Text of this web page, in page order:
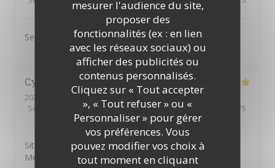
mesurer l'audience du site,
proposer des
fonctionnalités (ex : en lien
avec les réseaux sociaux) ou
afficher des publicités ou
contenus personnalisés.
Cliquez sur « Tout accepter
», « Tout refuser » ou «
Personnaliser » pour gérer
vos préférences. Vous
pouvez modifier vos choix à
tout moment en cliquant
Service rapide Plats excellents
Cynthia i H
2026-08-04
- 18:15 - Couverts 4
Service
Ambiance:5/5 Cuisine 5 /5 Qualité / Prix /5
Situation parfaite pour aller au théâtre du Mogador,
Menu rapport-qualité prix top.